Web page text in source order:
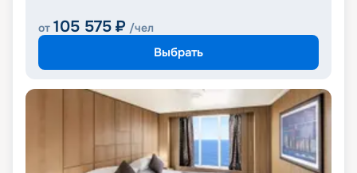
от 105 575 ₽ /чел
Выбрать